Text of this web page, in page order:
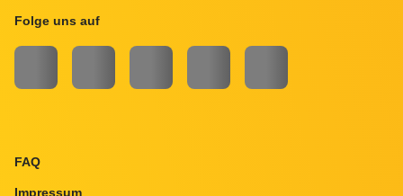
Folge uns auf
FAQ
Impressum